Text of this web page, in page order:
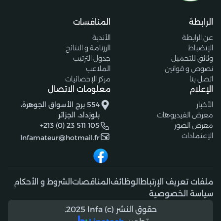
الرابطة
عن الرابطة
الإنضباط
وثائق للتحميل
نصوص و قوانين
اتصل بنا
المنافسات
الأندية
الرزنامة و النتائج
جدول الترتيب
الملاعب
مركز الإحصائيات
الإعلام
الأخبار
معرض الفيديوهات
معرض الصور
الإعتمادات
معلومات الاتصال
554 برج الأسواق الجوهرة،
بلوزداد، الجزائر
+213 (0) 23 511 105
lnfamateur@hotmail.fr
ملفات تعريف الإرتباط الوظائف المناقصات الشروط و الأحكام
سياسة الخصوصية
حقوق النشر (c) 2025 lnfa.